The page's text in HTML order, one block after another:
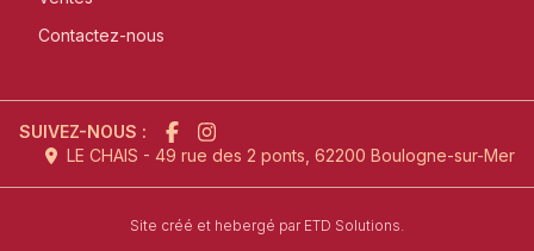
Contactez-nous
SUIVEZ-NOUS :
LE CHAIS - 49 rue des 2 ponts, 62200 Boulogne-sur-Mer
Site créé et hebergé parl'agence de création de site
ETD Solutions.